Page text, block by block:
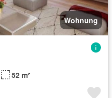
Wohnung
52 m²